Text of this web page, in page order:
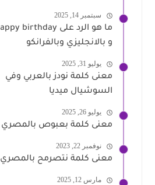
سبتمبر 14, 2025
و بالانجليزي وبالفرانكو
يوليو 31, 2025
معنى كلمة نودز بالعربي وفي
السوشيال ميديا
يوليو 26, 2025
معنى كلمة بعبوص بالمصري
نوفمبر 22, 2023
معنى كلمة نتصرمح بالمصري
مارس 12, 2025